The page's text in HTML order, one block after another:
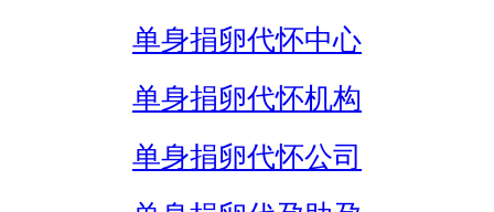
单身捐卵代怀中心
单身捐卵代怀机构
单身捐卵代怀公司